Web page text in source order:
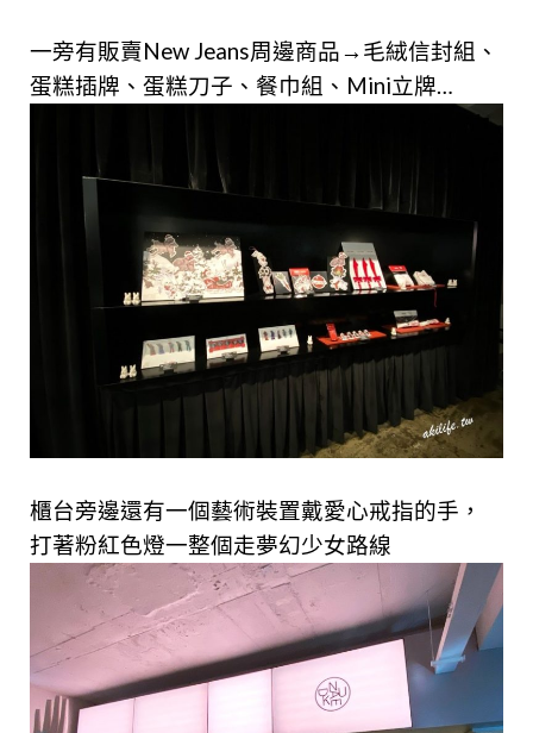
一旁有販賣New Jeans周邊商品→毛絨信封組、
蛋糕插牌、蛋糕刀子、餐巾組、Mini立牌…
櫃台旁邊還有一個藝術裝置戴愛心戒指的手，
打著粉紅色燈一整個走夢幻少女路線